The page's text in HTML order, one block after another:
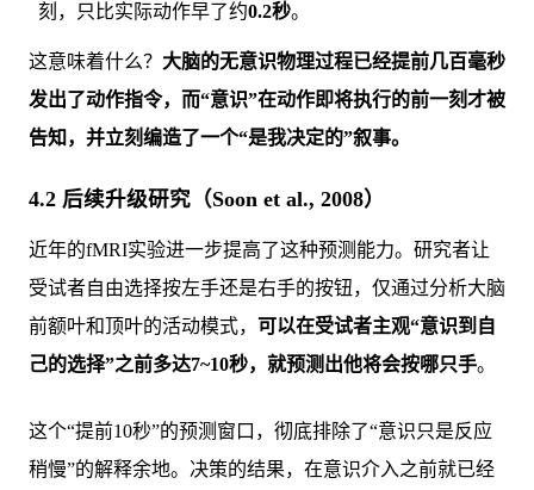
刻，只比实际动作早了约0.2秒。
这意味着什么？ 大脑的无意识物理过程已经提前几百毫秒
发出了动作指令，而“意识”在动作即将执行的前一刻才被
告知，并立刻编造了一个“是我决定的”叙事。
4.2 后续升级研究（Soon et al., 2008）
近年的fMRI实验进一步提高了这种预测能力。研究者让
受试者自由选择按左手还是右手的按钮，仅通过分析大脑
前额叶和顶叶的活动模式， 可以在受试者主观“意识到自
己的选择”之前多达7~10秒，就预测出他将会按哪只手。
这个“提前10秒”的预测窗口，彻底排除了“意识只是反应
稍慢”的解释余地。决策的结果，在意识介入之前就已经